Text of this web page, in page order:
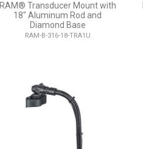
RAM® Transducer Mount with
18" Aluminum Rod and
Diamond Base
RAM-B-316-18-TRA1U